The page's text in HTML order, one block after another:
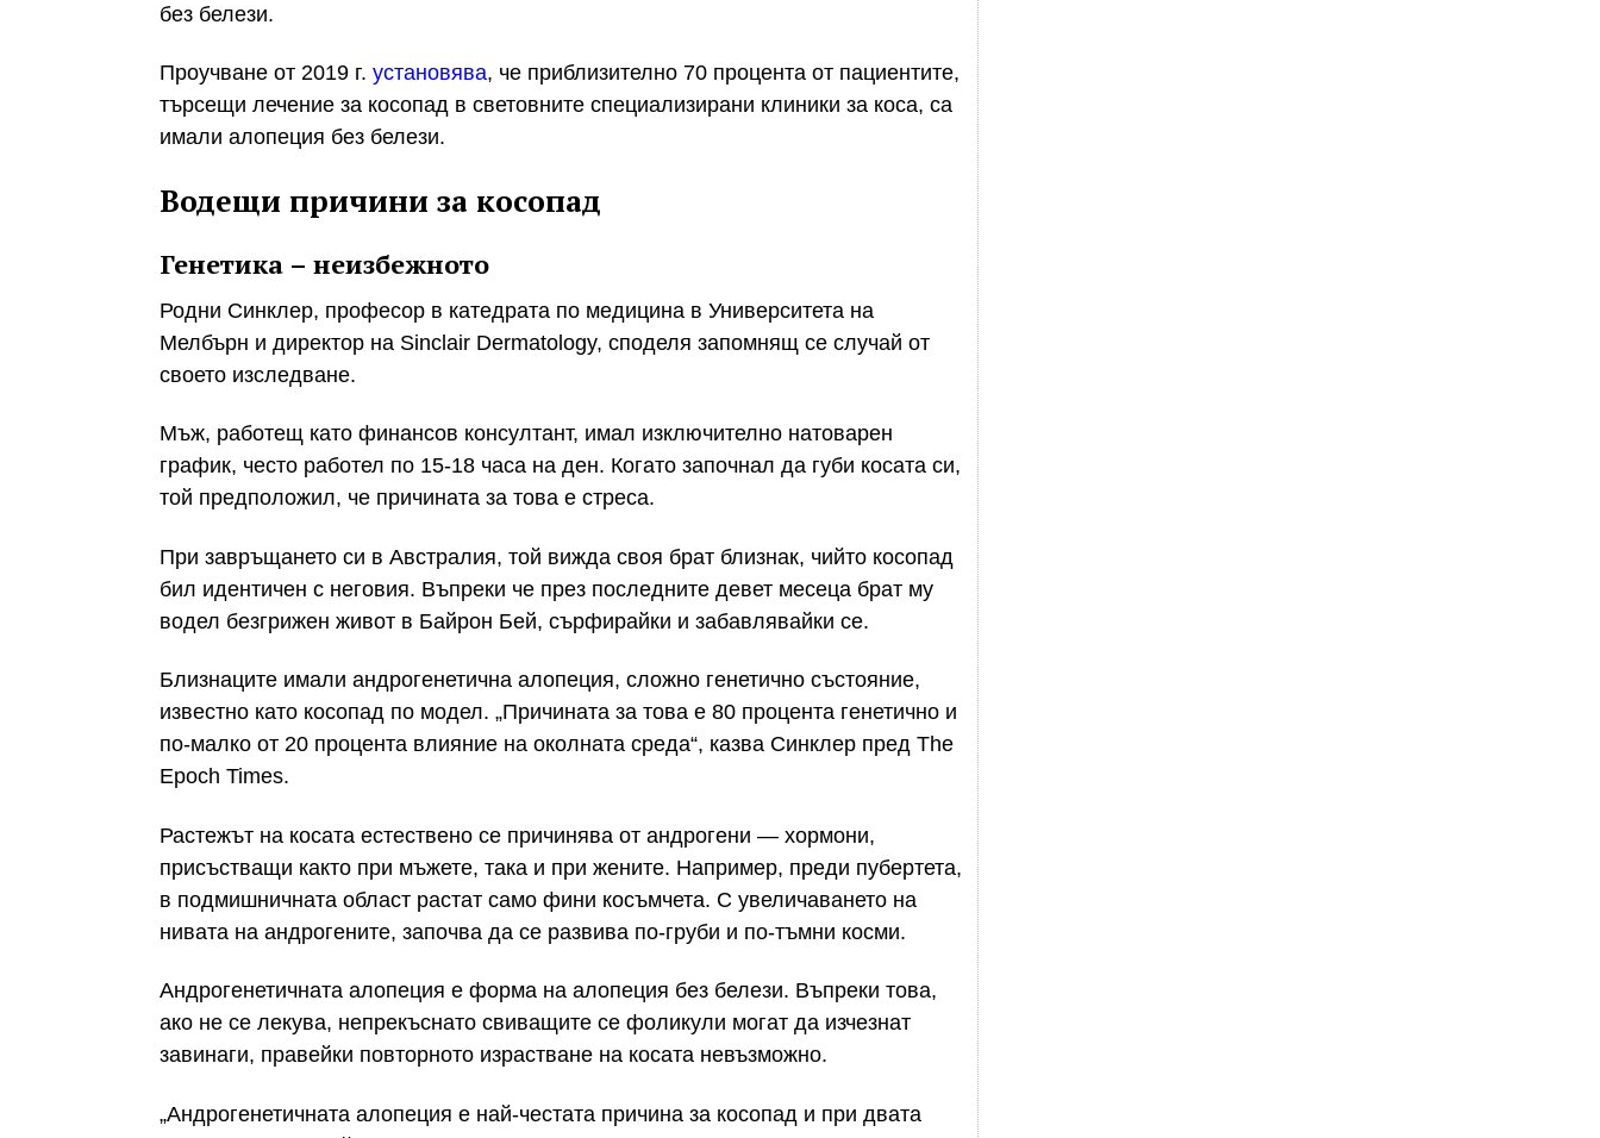
без белези.
Проучване от 2019 г. установява, че приблизително 70 процента от пациентите,
търсещи лечение за косопад в световните специализирани клиники за коса, са
имали алопеция без белези.
Водещи причини за косопад
Генетика – неизбежното
Родни Синклер, професор в катедрата по медицина в Университета на
Мелбърн и директор на Sinclair Dermatology, споделя запомнящ се случай от
своето изследване.
Мъж, работещ като финансов консултант, имал изключително натоварен
график, често работел по 15-18 часа на ден. Когато започнал да губи косата си,
той предположил, че причината за това е стреса.
При завръщането си в Австралия, той вижда своя брат близнак, чийто косопад
бил идентичен с неговия. Въпреки че през последните девет месеца брат му
водел безгрижен живот в Байрон Бей, сърфирайки и забавлявайки се.
Близнаците имали андрогенетична алопеция, сложно генетично състояние,
известно като косопад по модел. „Причината за това е 80 процента генетично и
по-малко от 20 процента влияние на околната среда“, казва Синклер пред The
Epoch Times.
Растежът на косата естествено се причинява от андрогени — хормони,
присъстващи както при мъжете, така и при жените. Например, преди пубертета,
в подмишничната област растат само фини косъмчета. С увеличаването на
нивата на андрогените, започва да се развива по-груби и по-тъмни косми.
Андрогенетичната алопеция е форма на алопеция без белези. Въпреки това,
ако не се лекува, непрекъснато свиващите се фоликули могат да изчезнат
завинаги, правейки повторното израстване на косата невъзможно.
„Андрогенетичната алопеция е най-честата причина за косопад и при двата